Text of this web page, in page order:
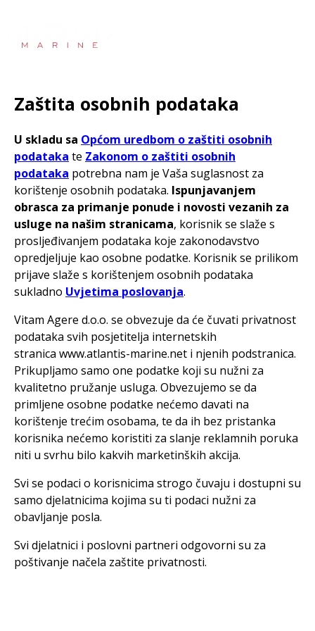
Zaštita osobnih podataka
U skladu sa Općom uredbom o zaštiti osobnih
podataka te Zakonom o zaštiti osobnih
podataka potrebna nam je Vaša suglasnost za
korištenje osobnih podataka. Ispunjavanjem
obrasca za primanje ponude i novosti vezanih za
usluge na našim stranicama, korisnik se slaže s
prosljeđivanjem podataka koje zakonodavstvo
opredjeljuje kao osobne podatke. Korisnik se prilikom
prijave slaže s korištenjem osobnih podataka
sukladno Uvjetima poslovanja.
Vitam Agere d.o.o. se obvezuje da će čuvati privatnost
podataka svih posjetitelja internetskih
stranica www.atlantis-marine.net i njenih podstranica.
Prikupljamo samo one podatke koji su nužni za
kvalitetno pružanje usluga. Obvezujemo se da
primljene osobne podatke nećemo davati na
korištenje trećim osobama, te da ih bez pristanka
korisnika nećemo koristiti za slanje reklamnih poruka
niti u svrhu bilo kakvih marketinških akcija.
Svi se podaci o korisnicima strogo čuvaju i dostupni su
samo djelatnicima kojima su ti podaci nužni za
obavljanje posla.
Svi djelatnici i poslovni partneri odgovorni su za
poštivanje načela zaštite privatnosti.